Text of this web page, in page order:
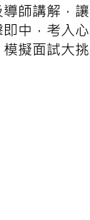
師講解，
中，考入
擬面試大挑